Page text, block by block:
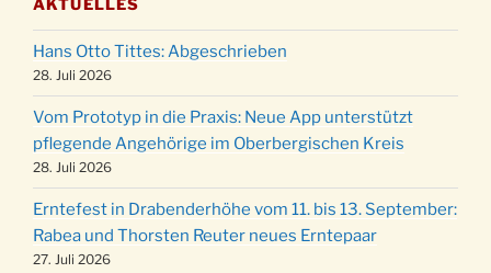
11.12.
Puer-Natus weihnachtliches Brauchtum am
Robert-Gassner-Hof um 17:00 Uhr
19.12.
Kinderbibeltag im Ev. Gemeindehaus von 10-
12 Uhr
20.12.
Weihnachts-Konzert des Honterus Chors in
der Kirche um 17:00 Uhr
24.12.
Familiengottesdienst mit Krippenspiel im Ev.
Gemeindehaus um 15:00 Uhr
24.12. Familiengottesdienst in der FeG um 16 Uhr
Hans Otto Tittes: Abgeschrieben
28. Juli 2026
Vom Prototyp in die Praxis: Neue App unterstützt
pflegende Angehörige im Oberbergischen Kreis
28. Juli 2026
Erntefest in Drabenderhöhe vom 11. bis 13. September:
Rabea und Thorsten Reuter neues Erntepaar
27. Juli 2026